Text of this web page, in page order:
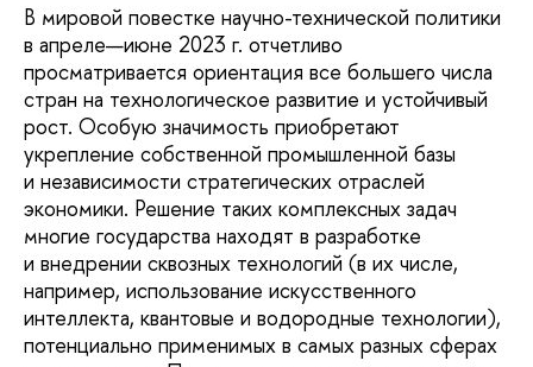
В мировой повестке научно-технической политики
в апреле—июне 2023 г. отчетливо
просматривается ориентация все большего числа
стран на технологическое развитие и устойчивый
рост. Особую значимость приобретают
укрепление собственной промышленной базы
и независимости стратегических отраслей
экономики. Решение таких комплексных задач
многие государства находят в разработке
и внедрении сквозных технологий (в их числе,
например, использование искусственного
интеллекта, квантовые и водородные технологии),
потенциально применимых в самых разных сферах